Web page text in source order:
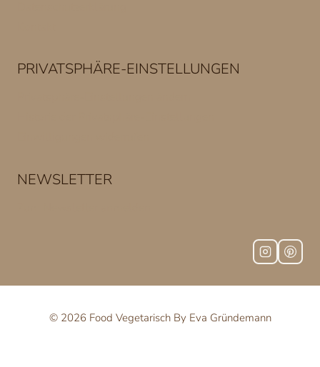
PRIVATSPHÄRE-EINSTELLUNGEN
NEWSLETTER
© 2026 Food Vegetarisch By Eva Gründemann